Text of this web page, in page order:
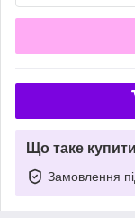
Що таке
Замовлення